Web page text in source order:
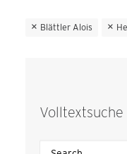
Blättler Alois
Volltextsuche